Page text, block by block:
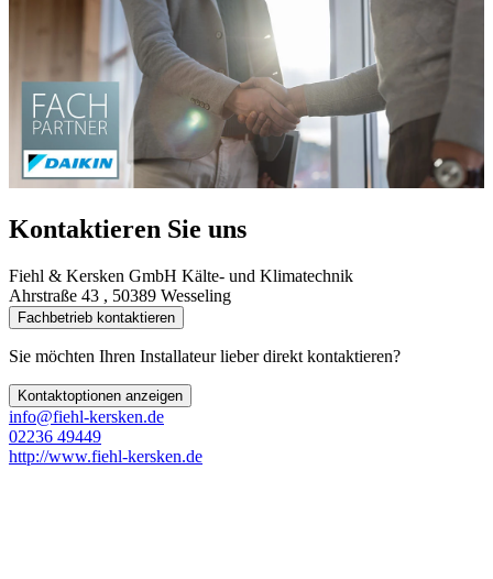
Kontaktieren Sie uns
Fiehl & Kersken GmbH Kälte- und Klimatechnik
Ahrstraße 43 , 50389 Wesseling
Fachbetrieb kontaktieren
Sie möchten Ihren Installateur lieber direkt kontaktieren?
Kontaktoptionen anzeigen
info@fiehl-kersken.de
02236 49449
http://www.fiehl-kersken.de